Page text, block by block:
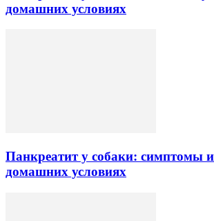
домашних условиях
Панкреатит у собаки: симптомы и
домашних условиях